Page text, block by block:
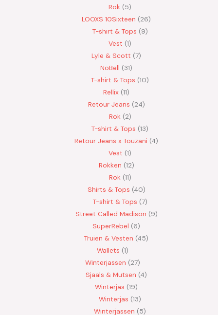
Rok 5
LOOXS 10Sixteen
26
T-shirt & Tops 9
Vest 1
Lyle & Scott 7
NoBell
31
T-shirt & Tops 10
Rellix 11
Retour Jeans 24
Rok 2
T-shirt & Tops 13
Retour Jeans x Touzani 4
Vest 1
Rokken 12
Rok 11
Shirts & Tops 40
T-shirt & Tops 7
Street Called Madison 9
SuperRebel
6
Truien & Vesten 45
Wallets 1
Winterjassen
27
Sjaals & Mutsen 4
Winterjas 19
Winterjas 13
Winterjassen
5